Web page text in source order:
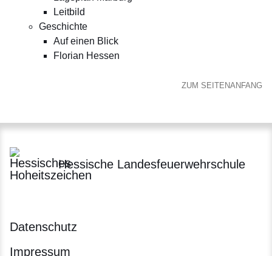
Leitbild
Geschichte
Auf einen Blick
Florian Hessen
ZUM SEITENANFANG
Hessische Landesfeuerwehrschule
Datenschutz
Impressum